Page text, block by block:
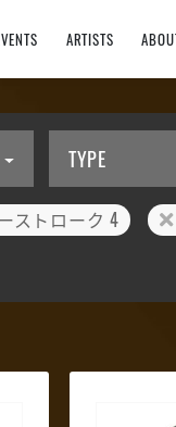
ARTISTS
TYPE
ストローク 4